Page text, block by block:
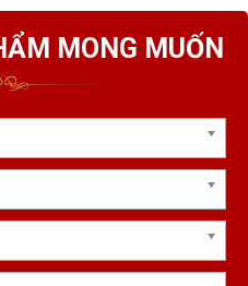
MONG MUỐN